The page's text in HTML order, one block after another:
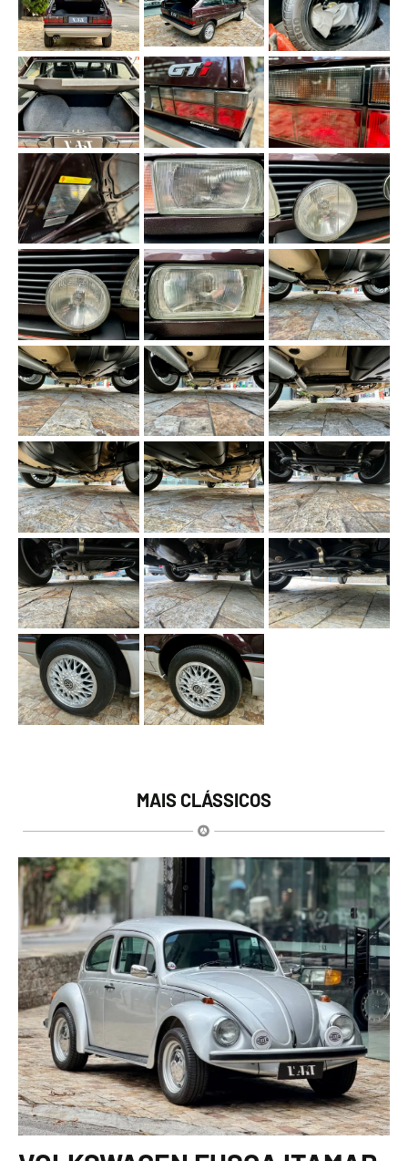
MAIS CLÁSSICOS